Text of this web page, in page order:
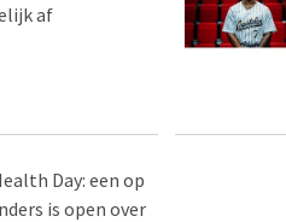
af
Day: een op
is open over